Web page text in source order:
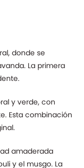
donde se
La primera
y verde, con
Esta combinación
amaderada
y el musgo. La